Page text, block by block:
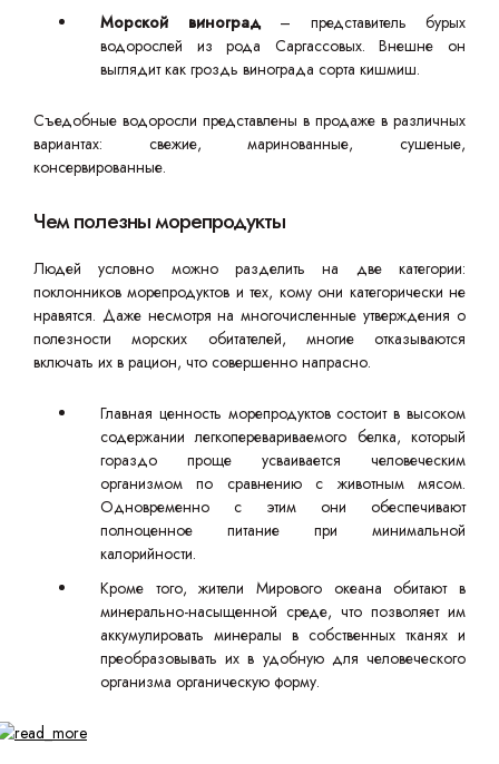
Морской виноград– представитель бурых
водорослей из рода Саргассовых. Внешне он
выглядит как гроздь винограда сорта кишмиш.
Съедобные водоросли представлены в продаже в различных
вариантах: свежие, маринованные, сушеные,
консервированные.
Чем полезны морепродукты
Людей условно можно разделить на две категории:
поклонников морепродуктов и тех, кому они категорически не
нравятся. Даже несмотря на многочисленные утверждения о
полезности морских обитателей, многие отказываются
включать их в рацион, что совершенно напрасно.
Главная ценность морепродуктов состоит в высоком
содержании легкоперевариваемого белка, который
гораздо проще усваивается человеческим
организмом по сравнению с животным мясом.
Одновременно с этим они обеспечивают
полноценное питание при минимальной
калорийности.
Кроме того, жители Мирового океана обитают в
минерально-насыщенной среде, что позволяет им
аккумулировать минералы в собственных тканях и
преобразовывать их в удобную для человеческого
организма органическую форму.